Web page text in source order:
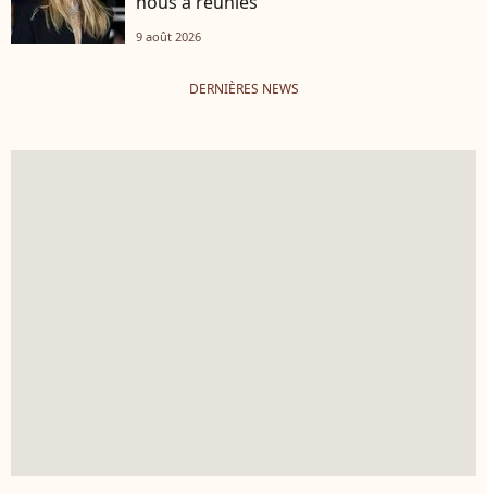
9 août 2026
DERNIÈRES NEWS